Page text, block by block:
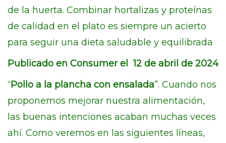
de la huerta. Combinar hortalizas y proteínas
de calidad en el plato es siempre un acierto
para seguir una dieta saludable y equilibrada
Publicado en Consumer el 12 de abril de 2024
“Pollo a la plancha con ensalada”. Cuando nos
proponemos mejorar nuestra alimentación,
las buenas intenciones acaban muchas veces
ahí. Como veremos en las siguientes líneas,